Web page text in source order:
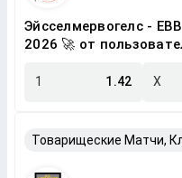
Эйсселмервогелс -
2026 🚀 от
1 1.42 X